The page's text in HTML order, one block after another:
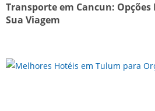
Transporte em Cancun:
Sua Viagem